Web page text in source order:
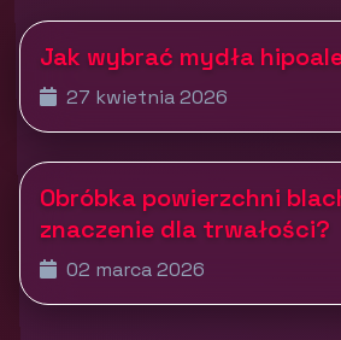
Jak wybrać mydła
27 kwietnia 2026
Obróbka powierzchni
znaczenie dla trwałości?
02 marca 2026